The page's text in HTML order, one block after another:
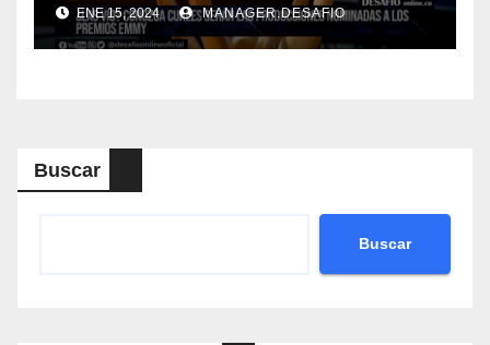
ENE 15, 2024 MANAGER.DESAFIO
Buscar
Buscar